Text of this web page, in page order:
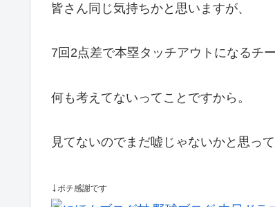
皆さん同じ気持ちかと思いますが、
7回2点差で本塁タッチアウトになるチ
何も考えてないってことですから。
見てないのでまだ嘘じゃないかと思って
↓ ポチ感謝です